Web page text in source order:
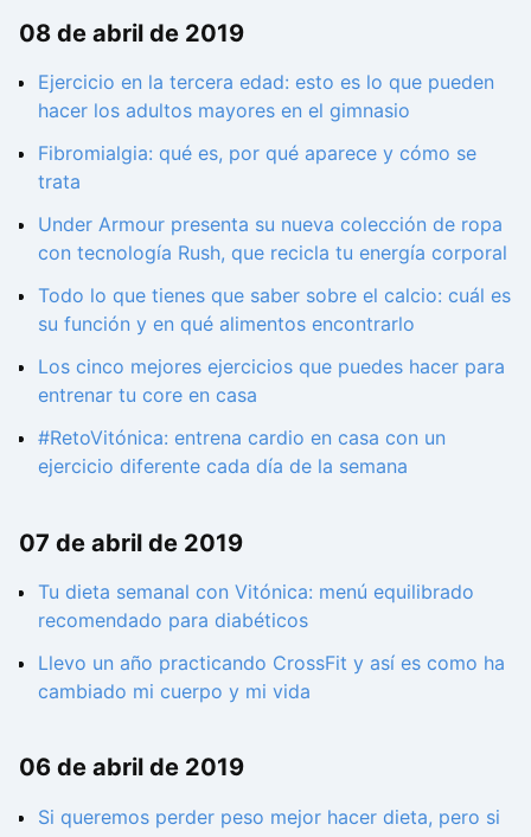
08 de abril de 2019
Ejercicio en la tercera edad: esto es lo que pueden
hacer los adultos mayores en el gimnasio
Fibromialgia: qué es, por qué aparece y cómo se
trata
Under Armour presenta su nueva colección de ropa
con tecnología Rush, que recicla tu energía corporal
Todo lo que tienes que saber sobre el calcio: cuál es
su función y en qué alimentos encontrarlo
Los cinco mejores ejercicios que puedes hacer para
entrenar tu core en casa
#RetoVitónica: entrena cardio en casa con un
ejercicio diferente cada día de la semana
07 de abril de 2019
Tu dieta semanal con Vitónica: menú equilibrado
recomendado para diabéticos
Llevo un año practicando CrossFit y así es como ha
cambiado mi cuerpo y mi vida
06 de abril de 2019
Si queremos perder peso mejor hacer dieta, pero si